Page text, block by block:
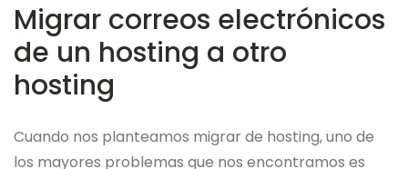
Migrar correos electrónicos
de un hosting a otro
hosting
Cuando nos planteamos migrar de hosting, uno de
los mayores problemas que nos encontramos es